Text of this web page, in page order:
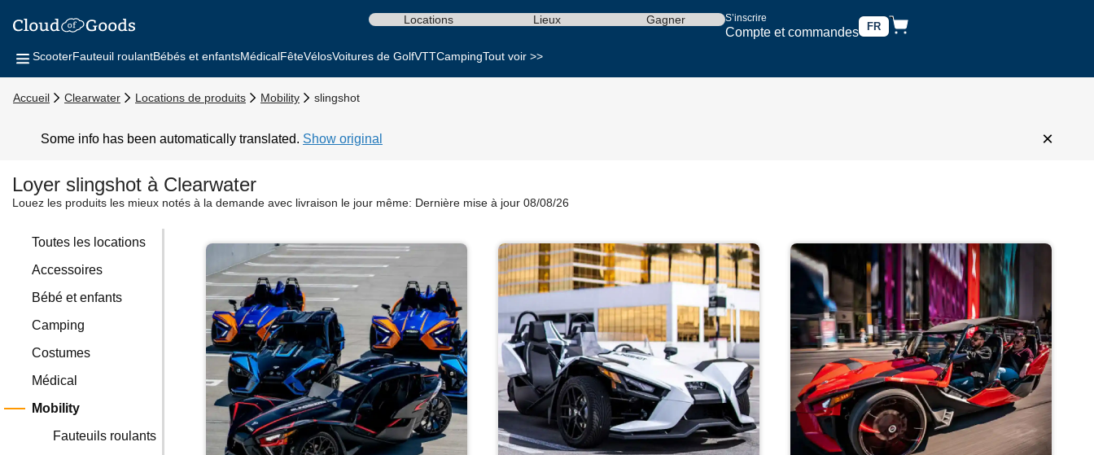
S’inscrire
Compte et commandes FR
Locations Lieux Gagner
ScooterFauteuil roulantBébés et enfantsMédicalFêteVélosVoitures de GolfVTTCampingTout voir >>
Accueil Clearwater Locations de produits Mobility slingshot
Some info has been automatically translated. Show original ×
Loyer slingshot à Clearwater
Louez les produits les mieux notés à la demande avec livraison le jour même: Dernière mise à jour 08/08/26
Toutes les locations
Accessoires
Bébé et enfants
Camping
Costumes
Médical
Mobility
Fauteuils roulants